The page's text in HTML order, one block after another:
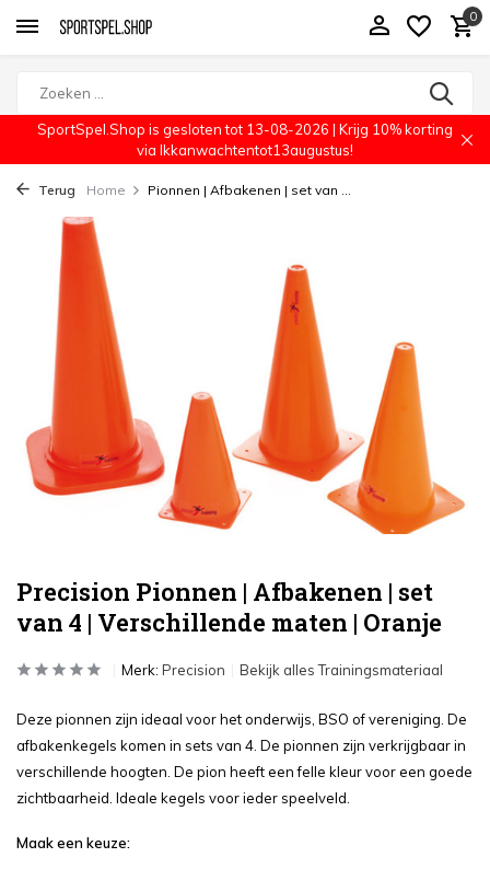
0
SportSpel.Shop is gesloten tot 13-08-2026 | Krijg 10% korting
via Ikkanwachtentot13augustus!
Terug Home Pionnen | Afbakenen | set van ...
Precision Pionnen | Afbakenen | set
van 4 | Verschillende maten | Oranje
Merk: Precision Bekijk alles Trainingsmateriaal
Deze pionnen zijn ideaal voor het onderwijs, BSO of vereniging. De
afbakenkegels komen in sets van 4. De pionnen zijn verkrijgbaar in
verschillende hoogten. De pion heeft een felle kleur voor een goede
zichtbaarheid. Ideale kegels voor ieder speelveld.
Maak een keuze: